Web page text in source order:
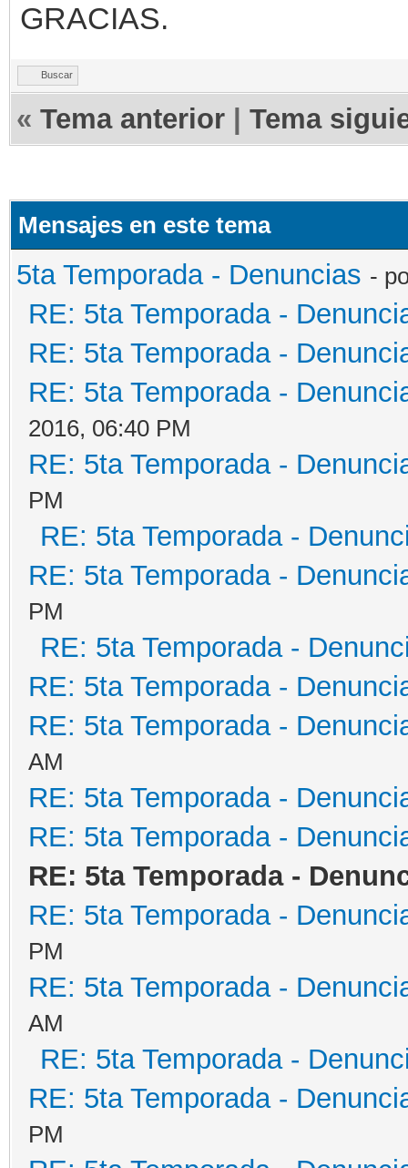
GRACIAS.
Buscar
« Tema anterior Tema
Mensajes en este tema
5ta Temporada - Denuncias -
RE: 5ta Temporada -
RE: 5ta Temporada -
RE: 5ta Temporada -
2016, 06:40 PM
RE: 5ta Temporada -
PM
RE: 5ta Temporada -
RE: 5ta Temporada -
PM
RE: 5ta Temporada -
RE: 5ta Temporada -
RE: 5ta Temporada -
AM
RE: 5ta Temporada -
RE: 5ta Temporada -
RE: 5ta Temporada -
RE: 5ta Temporada -
PM
RE: 5ta Temporada -
AM
RE: 5ta Temporada -
RE: 5ta Temporada -
PM